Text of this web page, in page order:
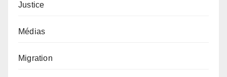
Justice
Médias
Migration